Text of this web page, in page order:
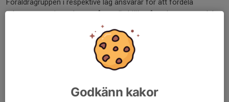
Föräldragruppen i respektive lag ansvarar för att fördela
arbetspassen inom laget, så att alla hjälps åt och ansvaret delas
En föräldrarepresentant från varje årskull är caféansvarig och
fungerar som kontaktperson mellan kansli och föräldragruppen
kring caféverksamheten. Om en förälder inte kan genomföra sitt
Godkänn kakor